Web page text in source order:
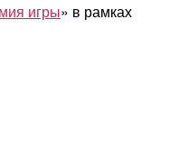
игры» в рамках